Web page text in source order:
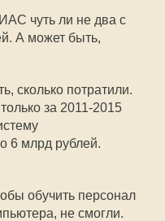
чуть ли не два с
А может быть,
сколько потратили.
за 2011-2015
6 млрд рублей.
обучить персонал
не смогли.